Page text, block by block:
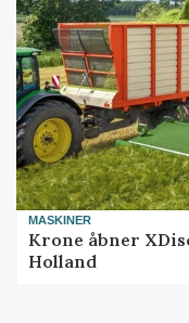
MASKINER
Krone åbner
Holland